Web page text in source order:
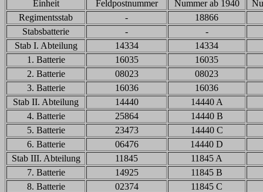
Einheit Feldpostnummer Nummer ab 1940
Regimentsstab
-
18866
Stabsbatterie
-
-
Stab I. Abteilung
14334
14334
1. Batterie
16035
16035
2. Batterie
08023
08023
3. Batterie
16036
16036
Stab II. Abteilung
14440
14440 A
4. Batterie
25864
14440 B
5. Batterie
23473
14440 C
6. Batterie
06476
14440 D
Stab III. Abteilung
11845
11845 A
7. Batterie
14925
11845 B
8. Batterie
02374
11845 C